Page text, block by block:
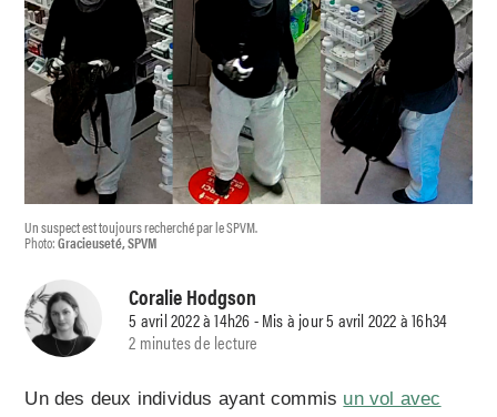
Un suspect est toujours recherché par le SPVM.
Photo:Gracieuseté, SPVM
Coralie Hodgson
5 avril 2022 à 14h26 - Mis à jour 5 avril 2022 à 16h34
2 minutes de lecture
Un des deux individus ayant commis un vol avec